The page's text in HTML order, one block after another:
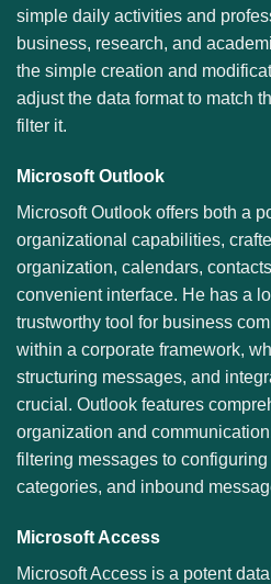
simple daily activities and
business, research, and
the simple creation and
adjust the data format to match
filter it.
Microsoft Outlook
Microsoft Outlook offers both a
organizational capabilities,
organization, calendars,
convenient interface. He has a
trustworthy tool for business
within a corporate framework,
structuring messages, and
crucial. Outlook features
organization and
filtering messages to
categories, and inbound
Microsoft Access
Microsoft Access is a potent